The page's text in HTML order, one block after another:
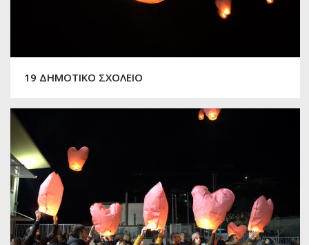
19 ΔΗΜΟΤΙΚΟ ΣΧΟΛΕΙΟ